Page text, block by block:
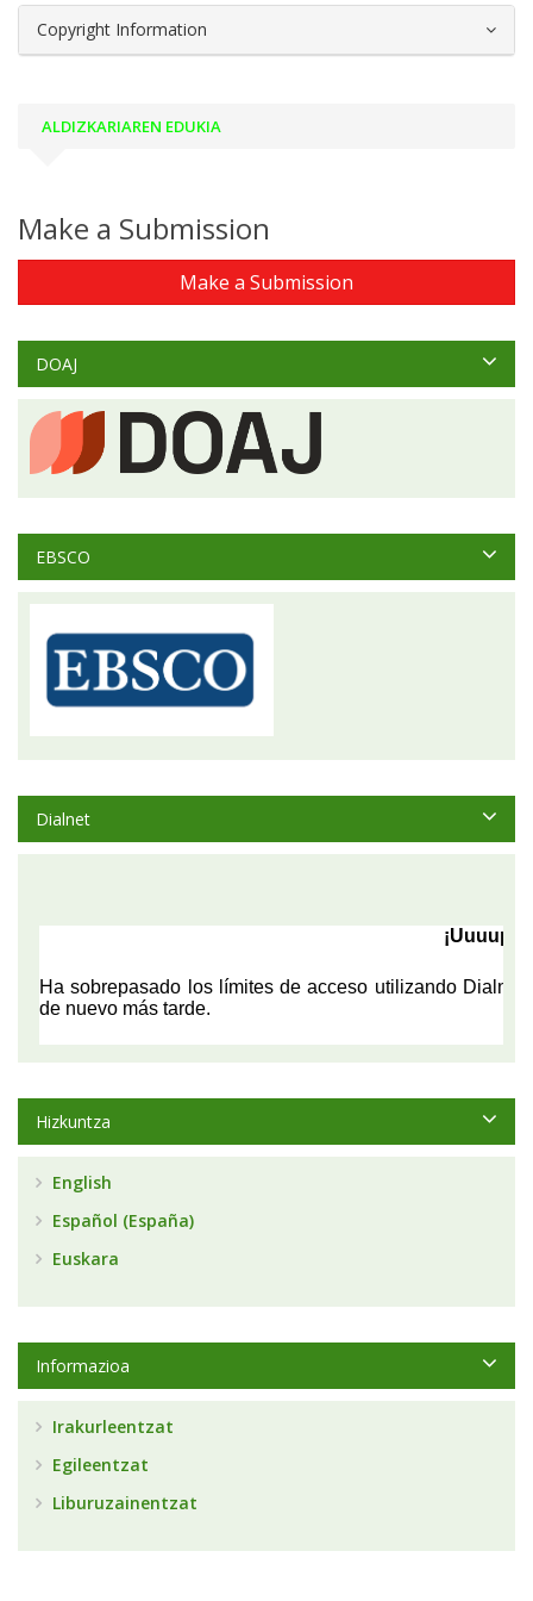
Copyright Information
ALDIZKARIAREN EDUKIA
Make a Submission
Make a Submission
DOAJ
EBSCO
Dialnet
Hizkuntza
English
Español (España)
Euskara
Informazioa
Irakurleentzat
Egileentzat
Liburuzainentzat